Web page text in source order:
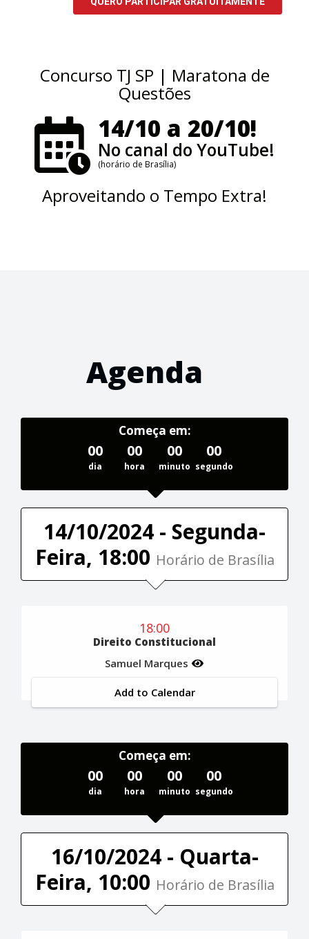
Concurso TJ SP | Maratona de
Questões
14/10 a 20/10!
No canal do YouTube!
(horário de Brasília)
Aproveitando o Tempo Extra!
Agenda
Começa em:
00
dia
00
hora
00
minuto
00
segundo
14/10/2024 - Segunda-
Feira, 18:00 Horário de Brasília
18:00
Direito Constitucional
Samuel Marques
Add to Calendar
Começa em:
00
dia
00
hora
00
minuto
00
segundo
16/10/2024 - Quarta-
Feira, 10:00 Horário de Brasília